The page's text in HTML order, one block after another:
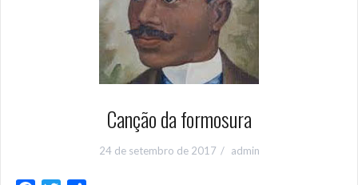
Canção da formosura
24 de setembro de 2017 admin